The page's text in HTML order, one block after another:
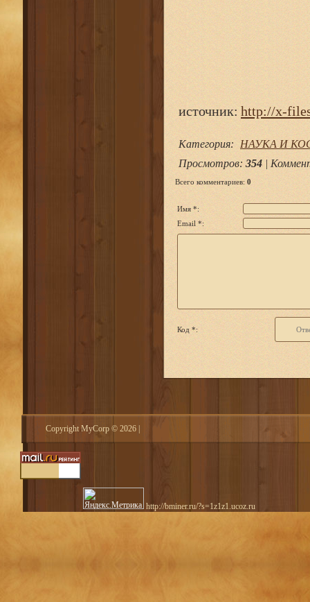
источник: http://x-
Категория:
НАУКА И
Просмотров: 354 |
Всего комментариев: 0
Имя *:
Email *:
Код *:
Copyright MyCorp © 2026
http://bminer.ru/?s=1z1z1.ucoz.ru